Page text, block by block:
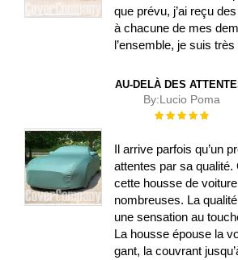
que prévu, j’ai reçu
à chacune de mes
l’ensemble, je suis
AU-DELÀ DES
By:Lucio Poma
Évaluation :
Il arrive parfois qu’un
attentes par sa qualité.
cette housse de
nombreuses. La
une sensation au
La housse épouse la
gant, la couvrant